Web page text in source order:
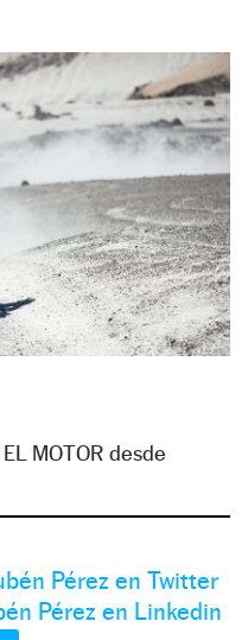
MOTOR desde
Pérez en Twitter
Pérez en Linkedin